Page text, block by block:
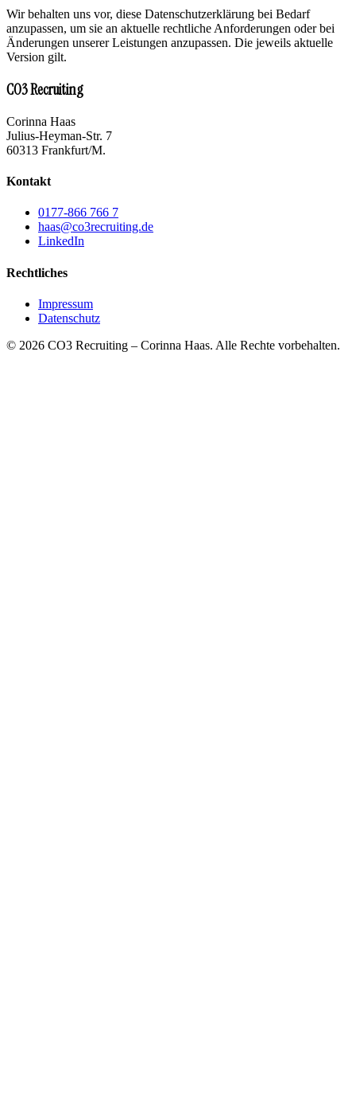
Wir behalten uns vor, diese Datenschutzerklärung bei Bedarf
anzupassen, um sie an aktuelle rechtliche Anforderungen oder bei
Änderungen unserer Leistungen anzupassen. Die jeweils aktuelle
Version gilt.
CO3 Recruiting
Corinna Haas
Julius-Heyman-Str. 7
60313 Frankfurt/M.
Kontakt
0177-866 766 7
haas@co3recruiting.de
LinkedIn
Rechtliches
Impressum
Datenschutz
© 2026 CO3 Recruiting – Corinna Haas. Alle Rechte vorbehalten.